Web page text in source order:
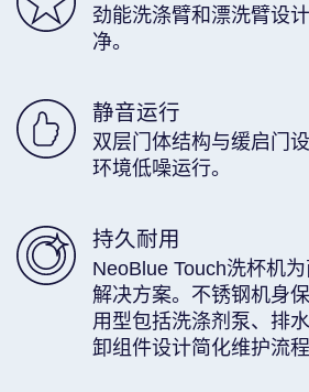
劲能洗涤臂和漂洗臂设
净。
静音运行
双层门体结构与缓启门
环境低噪运行。
持久耐用
NeoBlue Touch洗杯机
解决方案。不锈钢机身
用型包括洗涤剂泵、排
卸组件设计简化维护流程